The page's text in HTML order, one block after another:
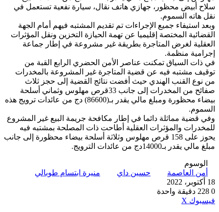
سلاح أبيض محظور، جهازي هاتف نقال، سيارة نفعية تستعمل في
نقل هاته السموم.
وبعد استيفاء جميع الإجراءات تم تقديم المشتبه فيهم أمام الجهة
القضائية المختصة إقليميا عن تهمة الحيازة التخزين ونقل المؤثرات
العقلية لغرض المتاجرة بطريقة غير مشروعة في إطار جماعة
إجرامية منظمة.
في ذات السياق تمكنت عناصر الأمن الحضري الرابع القبة من
توقيف مشتبه فيه عن قضية المتاجرة غير المشروعة بالمخدرات
من نوع القنب الهندي حيث أفضت نتائج القضية إلى حجز ثلاث
صفائح من المخدرات إلى جانب 33قرص مهلوس وثماني أسلحة
بيضاء محظورة ومبلغ مالي يقدر بـ(86600) دج من عائدات ترويج هذه
السموم.
وفي قضية مماثلة دائما في إطار مكافحة جريمة البيع غير المشروع
للمخدرات والمؤثرات العقلية أطاحت ذات المصلحة بمشتبه فيه
يحوز على 158 قرص مهلوس وثلاثة أسلحة بيضاء محظورة إلى جانب
مبلغ مالي يقدر بـ14000دج من عائدات الترويج.
الوسوم
أمن العاصمة
حسين داي
منيرة ابتسام طوبالي
18 أكتوبر، 2022
0
دقيقة واحدة
فيسبوك ‫X